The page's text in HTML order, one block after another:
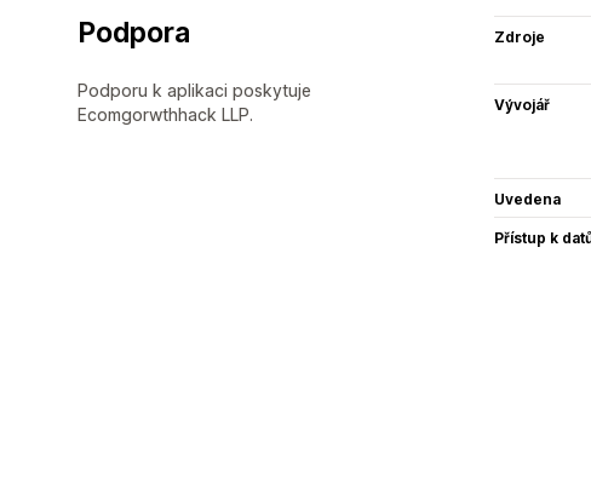
Podpora
Podporu k aplikaci poskytuje
Ecomgorwthhack LLP.
Zdroje
Vývojář
Uvedena
Přístup k